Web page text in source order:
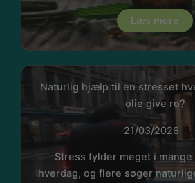
Læs mere
Naturlig hjælp til en stresset
olie give ro?
21/03/2026
Stress fylder meget i
hverdag, og flere søger